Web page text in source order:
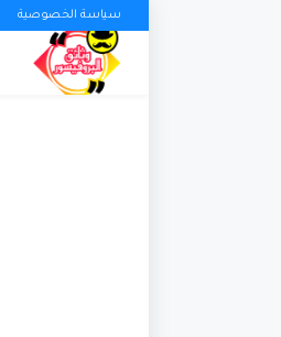
سياسة الخصوصية